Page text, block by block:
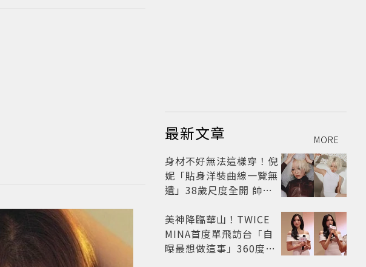
最新文章 MORE
身材不好無法這樣穿！倪
妮「貼身洋裝曲線一覽無
遺」38歲尺度全開 帥氣
美神降臨華山！TWICE
MINA首度單飛訪台「自
曝最想做這事」360度0